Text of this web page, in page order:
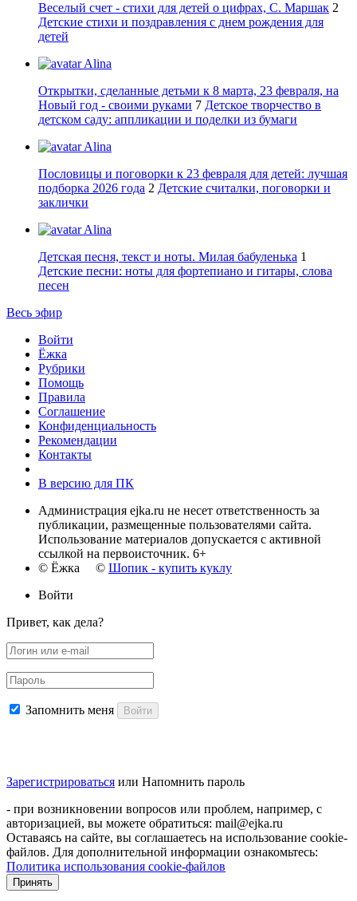
Веселый счет - стихи для детей о цифрах, С. Маршак 2
Детские стихи и поздравления с днем рождения для
детей
Alina
Открытки, сделанные детьми к 8 марта, 23 февраля, на
Новый год - своими руками 7 Детское творчество в
детском саду: аппликации и поделки из бумаги
Alina
Пословицы и поговорки к 23 февраля для детей: лучшая
подборка 2026 года 2 Детские считалки, поговорки и
заклички
Alina
Детская песня, текст и ноты. Милая бабуленька 1
Детские песни: ноты для фортепиано и гитары, слова
песен
Весь эфир
Войти
Ёжка
Рубрики
Помощь
Правила
Соглашение
Конфиденциальность
Рекомендации
Контакты
В версию для ПК
Администрация ejka.ru не несет ответственность за
публикации, размещенные пользователями сайта.
Использование материалов допускается с активной
ссылкой на первоисточник. 6+
© Ёжка © Шопик - купить куклу
Войти
Привет, как дела?
Запомнить меня Войти
Зарегистрироваться или Напомнить пароль
- при возникновении вопросов или проблем, например, с
авторизацией, вы можете обратиться: mail@ejka.ru
Оставаясь на сайте, вы соглашаетесь на использование cookie-
файлов. Для дополнительной информации ознакомьтесь:
Политика использования cookie-файлов
Принять